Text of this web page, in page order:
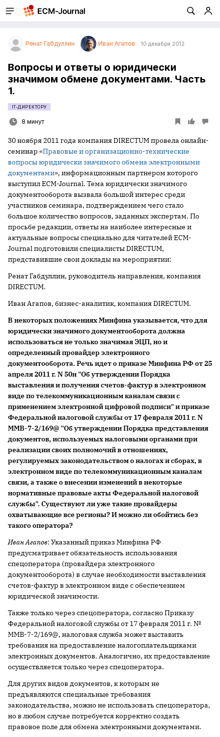
Ренат Габдуллин Иван Агапов 10 декабря 2012
Вопросы и ответы о юридически
значимом обмене документами. Часть
1.
IT-ДИРЕКТОРУ
8 минут
30 ноября 2011 года компания DIRECTUM провела онлайн-
семинар «Правовые и организационно-технические
вопросы юридически значимого обмена электронными
документами», информационным партнером которого
выступил ECM-Journal. Тема юридически значимого
документооборота вызвала большой интерес среди
участников семинара, подтверждением чего стало
большое количество вопросов, заданных экспертам. По
просьбе редакции, ответы на наиболее интересные и
актуальные вопросы специально для читателей ECM-
Journal подготовили специалисты DIRECTUM,
представившие свои доклады на мероприятии:
Ренат Габдуллин, руководитель направления, компания
DIRECTUM.
Иван Агапов, бизнес-аналитик, компания DIRECTUM.
В некоторых положениях Минфина указывается, что для
юридически значимого документооборота должна
использоваться не только значимая ЭЦП, но и
определенный провайдер электронного
документооборота. Речь идет о приказе Минфина РФ от 25
апреля 2011 г. N 50н "Об утверждении Порядка
выставления и получения счетов-фактур в электронном
виде по телекоммуникационным каналам связи с
применением электронной цифровой подписи" и приказе
Федеральной налоговой службы от 17 февраля 2011 г. N
ММВ-7-2/169@ "Об утверждении Порядка представления
документов, используемых налоговыми органами при
реализации своих полномочий в отношениях,
регулируемых законодательством о налогах и сборах, в
электронном виде по телекоммуникационным каналам
связи, а также о внесении изменений в некоторые
нормативные правовые акты Федеральной налоговой
службы". Существуют ли уже такие провайдеры
охватывающие все регионы? И можно ли обойтись без
такого оператора?
Иван Агапов: Указанный приказ Минфина РФ
предусматривает обязательность использования
спецоператора (провайдера электронного
документооборота) в случае необходимости выставления
счетов-фактур в электронном виде с обеспечением
юридической значимости.
Также только через спецоператора, согласно Приказу
Федеральной налоговой службы от 17 февраля 2011 г. №
ММВ-7-2/169@, налоговая служба может выставить
требования на предоставление налогоплательщиками
электронных документов. Аналогично, их предоставление
осуществляется только через спецоператора.
Для других видов документов, к которым не
предъявляются специальные требования
законодательства, можно не использовать спецоператора,
но в любом случае потребуется корректно создать
правовое поле для обмена электронными документами.